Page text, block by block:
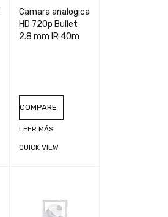
Camara analogica
HD 720p Bullet
2.8 mm IR 40m
COMPARE
LEER MÁS
QUICK VIEW